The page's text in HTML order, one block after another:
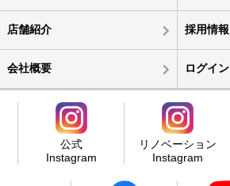
店舗紹介 採用情報
会社概要 ログイン
公式
Instagram
リノベーション
Instagram